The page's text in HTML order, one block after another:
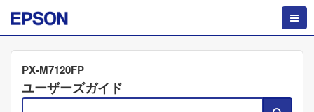
PX-M7120FP
ユーザーズガイド